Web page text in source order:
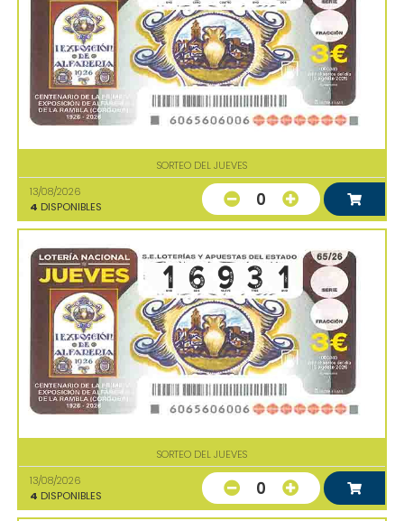
SORTEO DEL JUEVES
13/08/2026
4 DISPONIBLES 0
SORTEO DEL JUEVES
13/08/2026
4 DISPONIBLES 0